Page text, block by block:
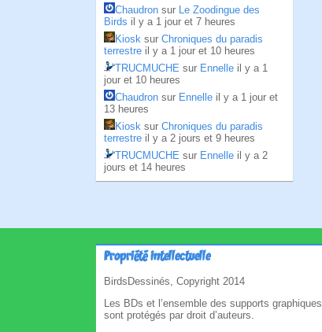
Chaudron sur Le Zoodingue des
Birds il y a 1 jour et 7 heures
Kiosk sur Chroniques du paradis
terrestre il y a 1 jour et 10 heures
TRUCMUCHE sur Ennelle il y a 1
jour et 10 heures
Chaudron sur Ennelle il y a 1 jour et
13 heures
Kiosk sur Chroniques du paradis
terrestre il y a 2 jours et 9 heures
TRUCMUCHE sur Ennelle il y a 2
jours et 14 heures
Propriété intellectuelle
BirdsDessinés, Copyright 2014
Les BDs et l’ensemble des supports graphiques
sont protégés par droit d’auteurs.